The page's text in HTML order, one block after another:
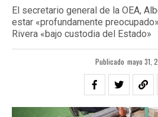
El secretario general de la OEA,
estar «profundamente
Rivera «bajo custodia del Estado»
Publicado mayo 31,